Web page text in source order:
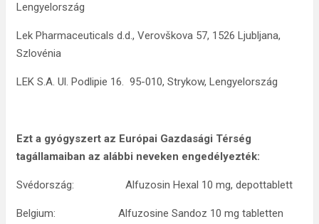
Lengyelország
Lek Pharmaceuticals d.d., Verovškova 57, 1526 Ljubljana,
Szlovénia
LEK S.A. Ul. Podlipie 16. 95-010, Strykow, Lengyelország
Ezt a gyógyszert az Európai Gazdasági Térség
tagállamaiban az alábbi neveken engedélyezték:
Svédország: Alfuzosin Hexal 10 mg, depottablett
Belgium: Alfuzosine Sandoz 10 mg tabletten